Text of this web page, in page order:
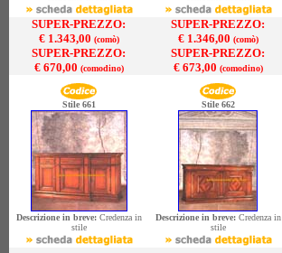
SUPER-PREZZO:
€ 1.343,00 (comò)
SUPER-PREZZO:
€ 670,00 (comodino)
SUPER-PREZZO:
€ 1.346,00 (comò)
SUPER-PREZZO:
€ 673,00 (comodino)
Stile 661 Stile 662
Descrizione in breve: Credenza in
stile
Descrizione in breve: Credenza in
stile